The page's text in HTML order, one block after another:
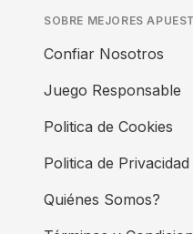
SOBRE MEJORES
Confiar Nosotros
Juego Responsable
Politica de Cookies
Politica de Privacidad
Quiénes Somos?